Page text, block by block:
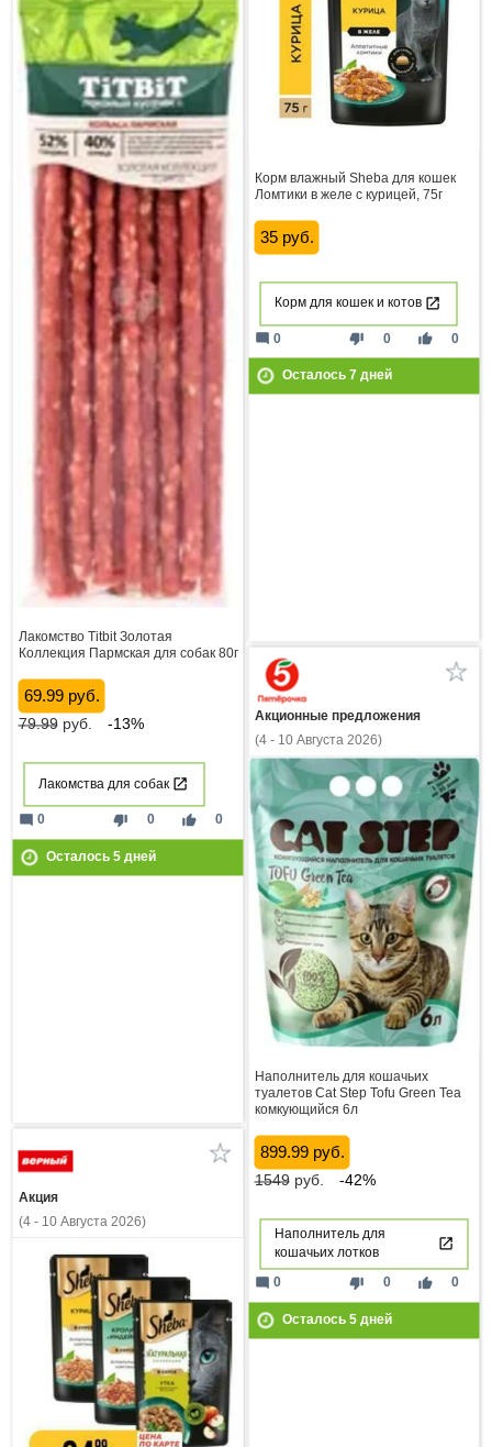
Корм влажный Sheba для кошек
Ломтики в желе с курицей, 75г
35 руб.
Корм для кошек и котов
thumb_down 0 thumb_up 0
mode_comment 0
Осталось 7дней
Лакомство Titbit Золотая
Коллекция Пармская для собак 80г
69.99 руб.
79.99руб. -13%
Лакомства для собак
thumb_down 0 thumb_up 0
mode_comment 0
Осталось 5дней
Акционные предложения
(4 - 10 Августа 2026)
Наполнитель для кошачьих
туалетов Cat Step Tofu Green Tea
комкующийся 6л
899.99 руб.
1549руб. -42%
Наполнитель для
кошачьих лотков
thumb_down 0 thumb_up 0
mode_comment 0
Осталось 5дней
Акция
(4 - 10 Августа 2026)